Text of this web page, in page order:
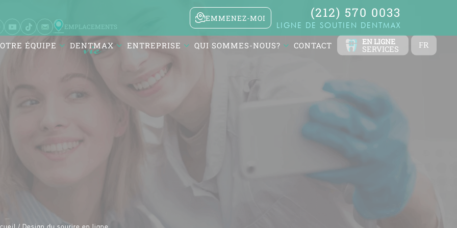
EMMENEZ-MOI (212) 570 0033
LIGNE DE SOUTIEN DENTMAX
ÉQUIPE DENTMAX ENTREPRISE QUI SOMMES-NOUS? CONTACT EN LIGNE
SERVICES FR
EMPLACEMENTS